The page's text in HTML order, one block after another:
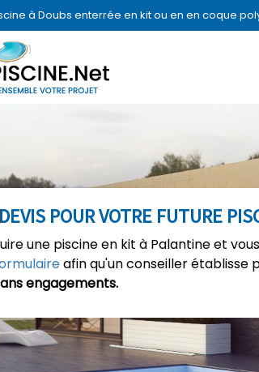
à Doubs enterrée en kit ou en en coque
POUR VOTRE FUTURE
une piscine en kit à Palantine et
afin qu'un conseiller établisse
engagements.